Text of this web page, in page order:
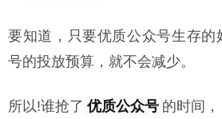
要知道，只要优质公众号生存的
号的投放预算，就不会减少。
所以!谁抢了 优质公众号 的时间，